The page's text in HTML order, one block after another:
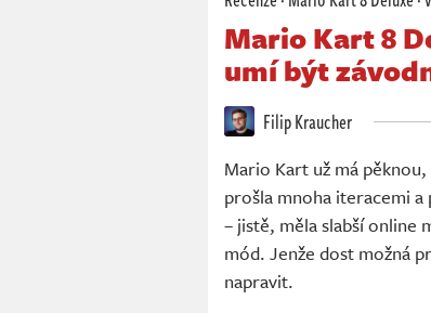
Mario Kart 8
umí být
Filip Kraucher
Mario Kart už má
prošla mnoha iteracemi
– jistě, měla slabší online
mód. Jenže dost možná
napravit.